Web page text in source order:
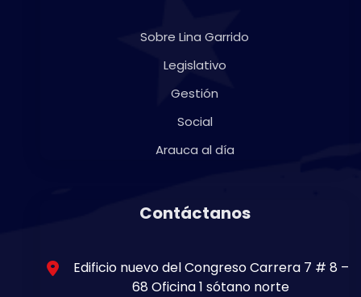
Sobre Lina Garrido
Legislativo
Gestión
Social
Arauca al día
Contáctanos
Edificio nuevo del Congreso Carrera 7 # 8 –
68 Oficina 1 sótano norte